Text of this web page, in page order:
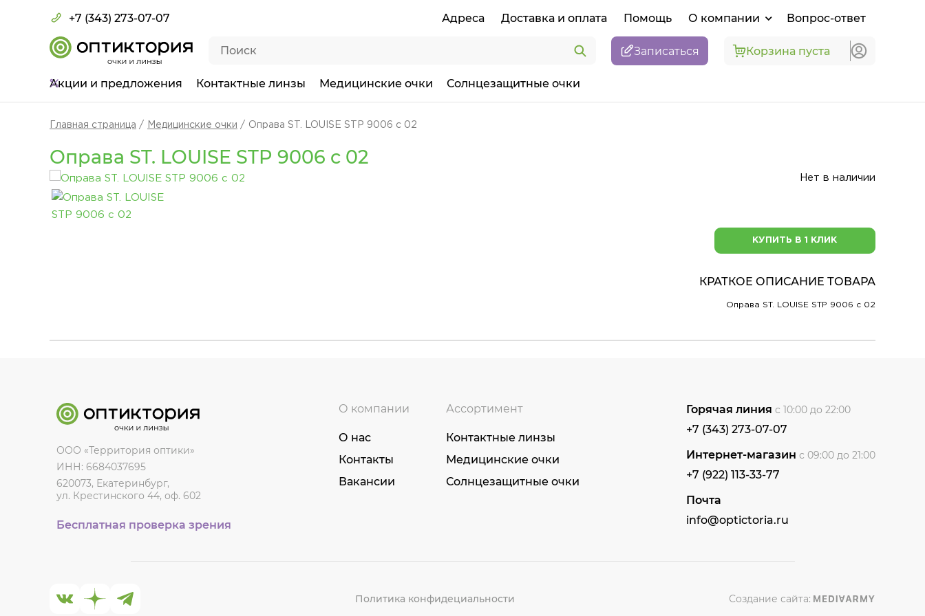
+7 (343) 273-07-07 Адреса Доставка и оплата Помощь О компании Вопрос-ответ
Записаться Корзина пуста
Акции и предложения Контактные линзы Медицинские очки Солнцезащитные очки
Главная страница Медицинские очки Оправа ST. LOUISE STP 9006 c 02
Оправа ST. LOUISE STP 9006 c 02
Нет в наличии
КУПИТЬ В 1 КЛИК
КРАТКОЕ ОПИСАНИЕ ТОВАРА
Оправа ST. LOUISE STP 9006 c 02
ООО «Территория оптики»
ИНН: 6684037695
620073, Екатеринбург,
ул. Крестинского 44, оф. 602
Бесплатная проверка зрения
О компании
О нас
Контакты
Вакансии
Ассортимент
Контактные линзы
Медицинские очки
Солнцезащитные очки
Горячая линия с 10:00 до 22:00
+7 (343) 273-07-07
Интернет-магазин с 09:00 до 21:00
+7 (922) 113-33-77
Почта
info@optictoria.ru
Политика конфидециальности Создание сайта: